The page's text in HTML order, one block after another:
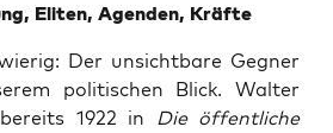
Eli­ten, Agen­den, Kräfte
Der unsicht­ba­re Geg­ner
poli­ti­schen Blick. Wal­ter
1922 in Die öffent­li­che